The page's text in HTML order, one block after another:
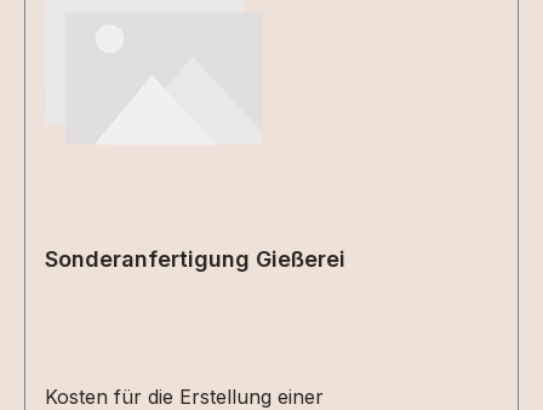
Sonderanfertigung Gießerei
Kosten für die Erstellung einer